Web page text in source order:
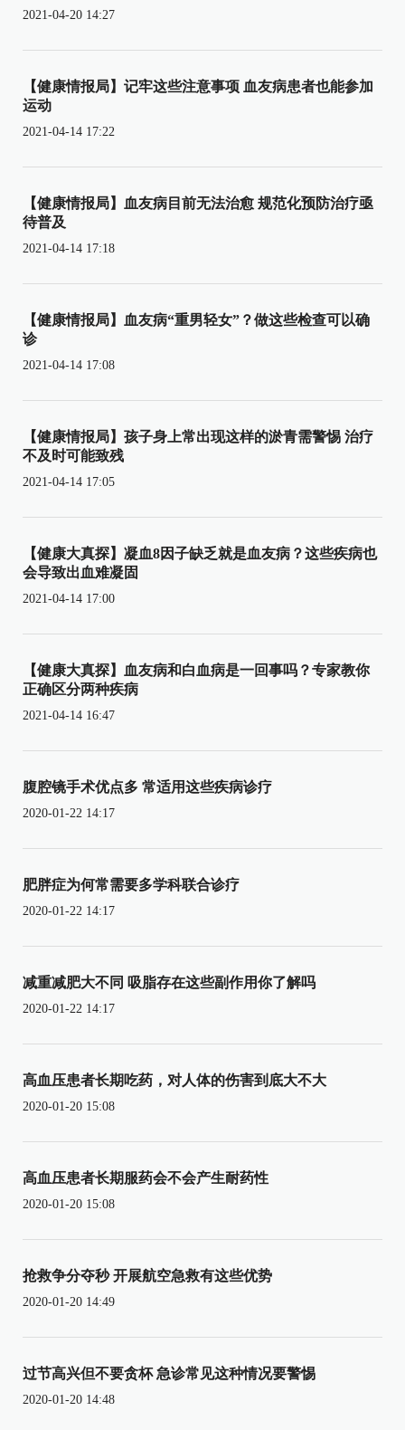
2021-04-20 14:27
【健康情报局】记牢这些注意事项 血友病患者也能参加
运动
2021-04-14 17:22
【健康情报局】血友病目前无法治愈 规范化预防治疗亟
待普及
2021-04-14 17:18
【健康情报局】血友病“重男轻女”？做这些检查可以确
诊
2021-04-14 17:08
【健康情报局】孩子身上常出现这样的淤青需警惕 治疗
不及时可能致残
2021-04-14 17:05
【健康大真探】凝血8因子缺乏就是血友病？这些疾病也
会导致出血难凝固
2021-04-14 17:00
【健康大真探】血友病和白血病是一回事吗？专家教你
正确区分两种疾病
2021-04-14 16:47
腹腔镜手术优点多 常适用这些疾病诊疗
2020-01-22 14:17
肥胖症为何常需要多学科联合诊疗
2020-01-22 14:17
减重减肥大不同 吸脂存在这些副作用你了解吗
2020-01-22 14:17
高血压患者长期吃药，对人体的伤害到底大不大
2020-01-20 15:08
高血压患者长期服药会不会产生耐药性
2020-01-20 15:08
抢救争分夺秒 开展航空急救有这些优势
2020-01-20 14:49
过节高兴但不要贪杯 急诊常见这种情况要警惕
2020-01-20 14:48